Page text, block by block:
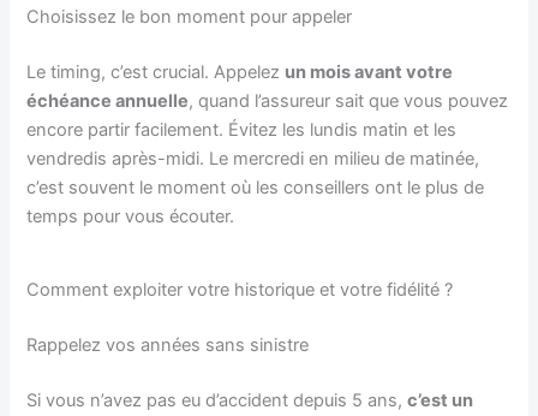
Choisissez le bon moment pour appeler
Le timing, c’est crucial. Appelez un mois avant votre
échéance annuelle, quand l’assureur sait que vous pouvez
encore partir facilement. Évitez les lundis matin et les
vendredis après-midi. Le mercredi en milieu de matinée,
c’est souvent le moment où les conseillers ont le plus de
temps pour vous écouter.
Comment exploiter votre historique et votre fidélité ?
Rappelez vos années sans sinistre
Si vous n’avez pas eu d’accident depuis 5 ans,c’est un